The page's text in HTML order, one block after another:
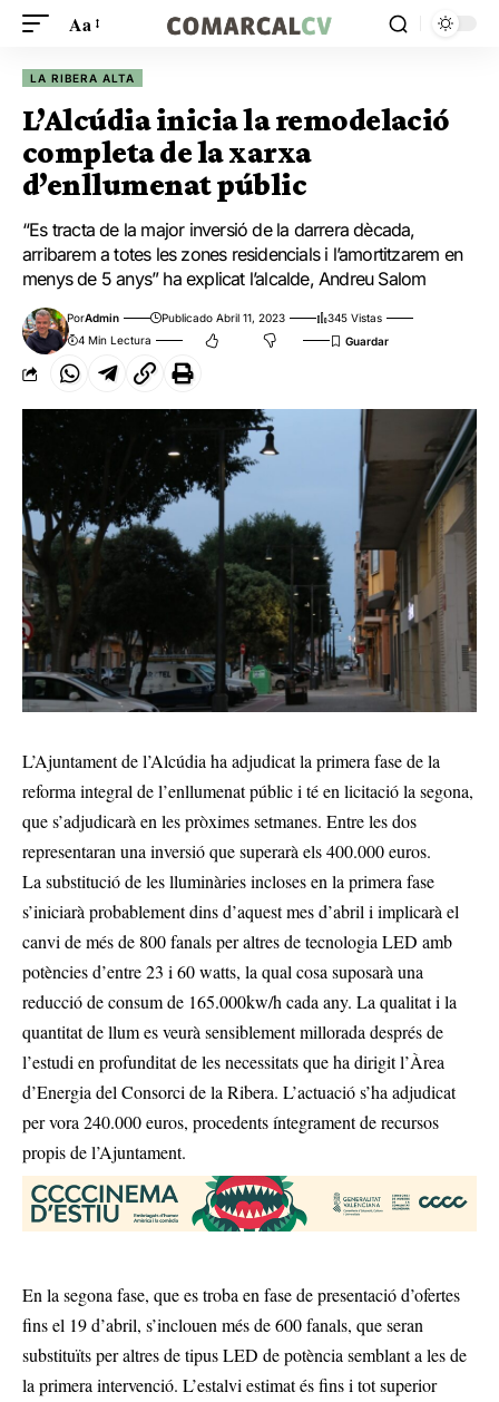
Aa
LA RIBERA ALTA
L’Alcúdia inicia la remodelació
completa de la xarxa
d’enllumenat públic
“Es tracta de la major inversió de la darrera dècada,
arribarem a totes les zones residencials i l’amortitzarem en
menys de 5 anys” ha explicat l’alcalde, Andreu Salom
PorAdmin Publicado Abril 11, 2023
345 Vistas
4 Min Lectura
L’Ajuntament de l’Alcúdia ha adjudicat la primera fase de la
reforma integral de l’enllumenat públic i té en licitació la segona,
que s’adjudicarà en les pròximes setmanes. Entre les dos
representaran una inversió que superarà els 400.000 euros.
La substitució de les lluminàries incloses en la primera fase
s’iniciarà probablement dins d’aquest mes d’abril i implicarà el
canvi de més de 800 fanals per altres de tecnologia LED amb
potències d’entre 23 i 60 watts, la qual cosa suposarà una
reducció de consum de 165.000kw/h cada any. La qualitat i la
quantitat de llum es veurà sensiblement millorada després de
l’estudi en profunditat de les necessitats que ha dirigit l’Àrea
d’Energia del Consorci de la Ribera. L’actuació s’ha adjudicat
per vora 240.000 euros, procedents íntegrament de recursos
propis de l’Ajuntament.
En la segona fase, que es troba en fase de presentació d’ofertes
fins el 19 d’abril, s’inclouen més de 600 fanals, que seran
substituïts per altres de tipus LED de potència semblant a les de
la primera intervenció. L’estalvi estimat és fins i tot superior